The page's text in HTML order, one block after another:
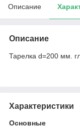
Описание
Описание
Тарелка d=200 мм.
Характеристики
Основные